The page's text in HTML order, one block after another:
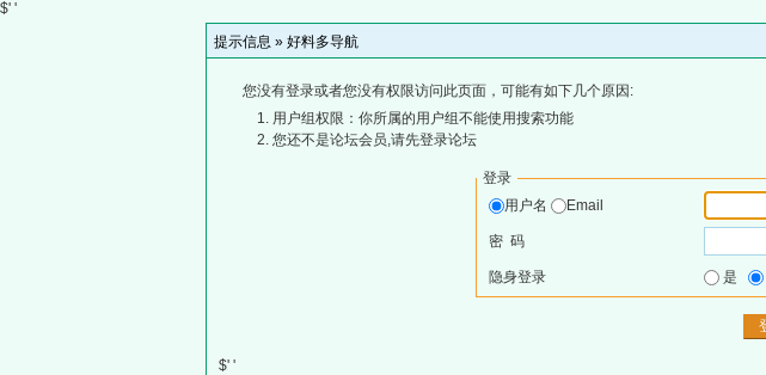
$' '
提示信息 » 好料多导航
您没有登录或者您没有权限访问此页面，可能有如下几个原因:
用户组权限：你所属的用户组不能使用搜索功能
您还不是论坛会员,请先登录论坛
登录
用户名
Email
密 码
隐身登录 是
$' '